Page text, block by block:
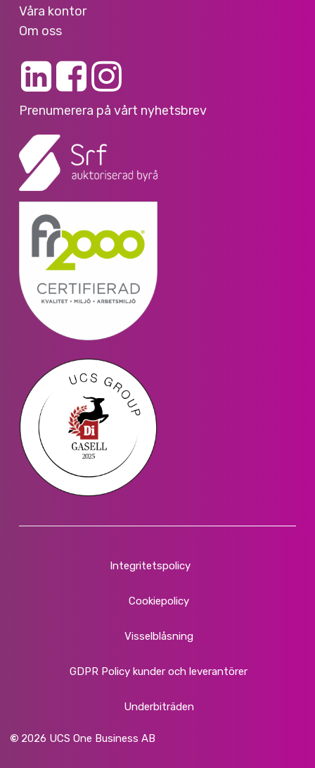
Våra kontor
Om oss
Prenumerera på vårt nyhetsbrev
© 2026 UCS One Business AB
Integritetspolicy
Cookiepolicy
Visselblåsning
GDPR Policy kunder och leverantörer
Underbiträden